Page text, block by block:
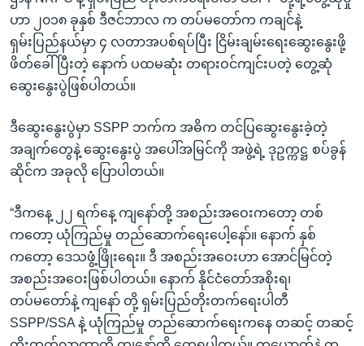
ဟာ ၂၀၁၈ ခုနှစ် ဒီဇင်ဘာလ က တပ်မတော်က ကချင်နဲ့
ရှမ်းပြည်နယ်မှာ ၄ လတာအပစ်ရပ်ပြီး ငြိမ်းချမ်းရေးဆွေးနွေးဖို့
ဖိတ်ခေါ်ပြီးတဲ့ နောက် ပထမဆုံး တရားဝင်ကျင်းပတဲ့ တွေ့ဆုံ
ဆွေးနွေးပွဲဖြစ်ပါတယ်။
ဒီဆွေးနွေးပွဲမှာ SSPP ဘက်က အဓိက တင်ပြဆွေးနွေးခဲ့တဲ့
အချက်တွေနဲ့ ဆွေးနွေးပွဲ အပေါ်အမြင်ကို အဖွဲ့ရဲ့ ဒုဥက္ကဋ္ဌ စပ်ခွန်
ဆိုင်က အခုလို ပြောပါတယ်။
“ဒီကနေ့ ၂၂ ရက်နေ့ ကျနော်တို့ အစည်းအဝေးကတော့ တစ်
ကတော့ ယုံကြည်မှု တည်ဆောက်ရေးပေါ့နော်။ နောက် နှစ်
ကတော့ ဒေသဖွံ့ဖြိုးရေး။ ဒီ အစည်းအဝေးဟာ အောင်မြင်တဲ့
အစည်းအဝေးဖြစ်ပါတယ်။ နောက် နိုင်ငံတော်အစိုးရ၊
တပ်မတော်နဲ့ ကျနော် တို့ ရှမ်းပြည်တိုးတက်ရေးပါတီ
SSPP/SSA နဲ့ ယုံကြည်မှု တည်ဆောက်ရေးကနေ တဆင့် တဆင့်